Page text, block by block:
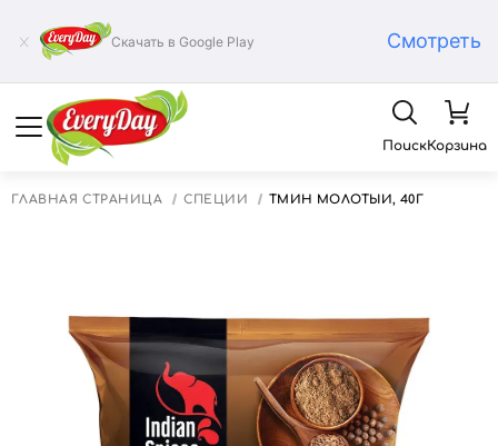
Скачать в Google Play Смотреть
ПоискКорзина
ГЛАВНАЯ СТРАНИЦА СПЕЦИИ ТМИН МОЛОТЫЙ, 40Г